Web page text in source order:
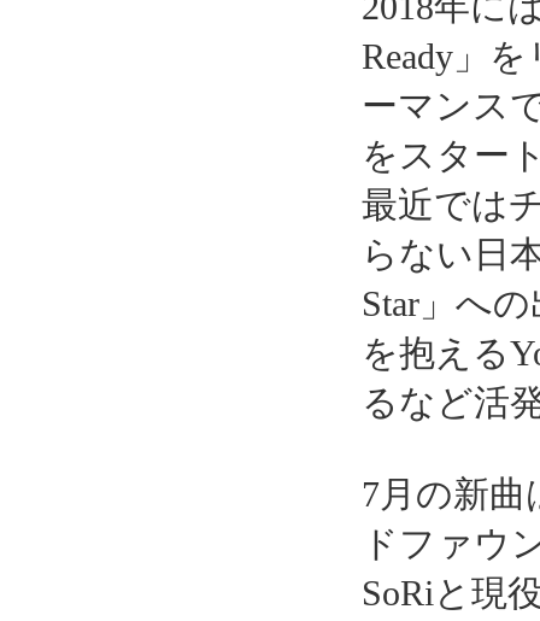
Ready」
ーマンス
をスター
最近では
らない日
Star」へ
を抱える
るなど活
7月の新曲
ドファウ
SoRiと現